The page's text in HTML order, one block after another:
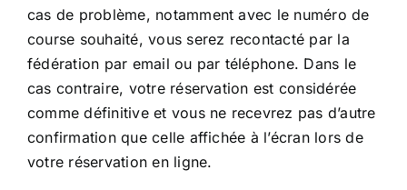
cas de problème, notamment avec le numéro de
course souhaité, vous serez recontacté par la
fédération par email ou par téléphone. Dans le
cas contraire, votre réservation est considérée
comme définitive et vous ne recevrez pas d’autre
confirmation que celle affichée à l’écran lors de
votre réservation en ligne.